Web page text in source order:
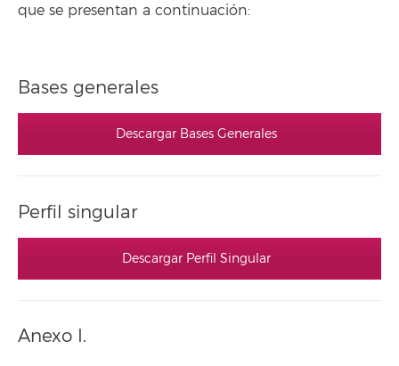
que se presentan a continuación:
Bases generales
Descargar Bases Generales
Perfil singular
Descargar Perfil Singular
Anexo I.